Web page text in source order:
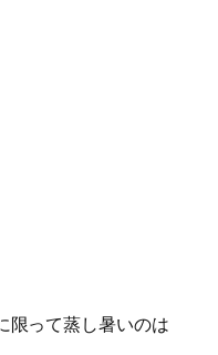
限って蒸し暑いのは